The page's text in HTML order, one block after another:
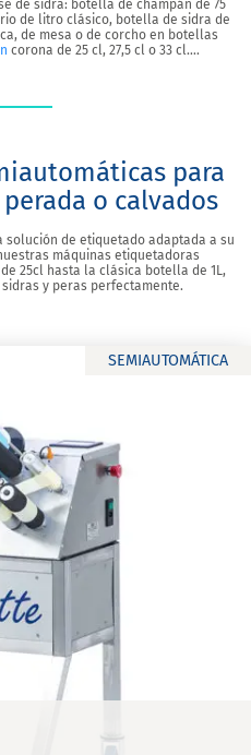
de sidra: botella de champán de 75
de litro clásico, botella de sidra de
de mesa o de corcho en botellas
corona de 25 cl, 27,5 cl o 33 cl….
para
o calvados
de etiquetado adaptada a su
máquinas etiquetadoras
25cl hasta la clásica botella de 1L,
y peras perfectamente.
SEMIAUTOMÁTICA